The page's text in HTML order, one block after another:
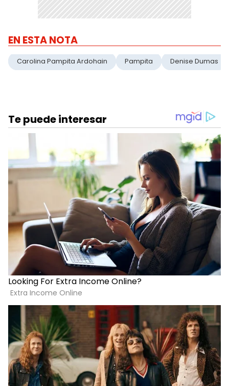
EN ESTA NOTA
Carolina Pampita Ardohain Pampita Denise Dumas